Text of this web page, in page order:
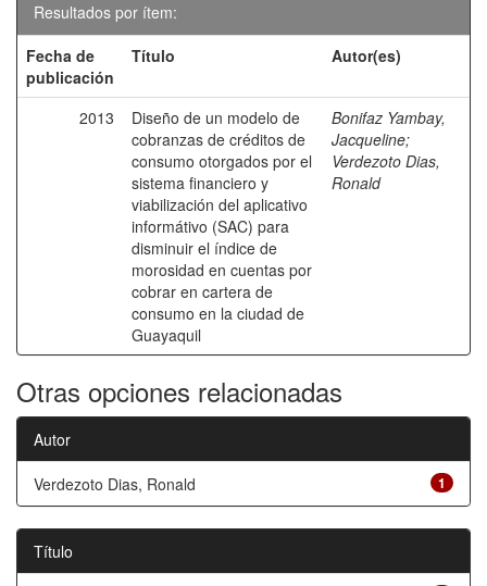
Resultados por ítem:
Fecha de
publicación
Título Autor(es)
2013
Diseño de un modelo de
cobranzas de créditos de
consumo otorgados por el
sistema financiero y
viabilización del aplicativo
informátivo (SAC) para
disminuir el índice de
morosidad en cuentas por
cobrar en cartera de
consumo en la ciudad de
Guayaquil
Bonifaz Yambay,
Jacqueline;
Verdezoto Dias,
Ronald
Otras opciones relacionadas
Autor
1
Verdezoto Dias, Ronald
Título